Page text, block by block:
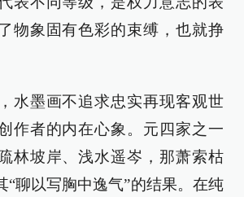
物象固有色彩的束缚，也就挣
水墨画不追求忠实再现客观世
作者的内在心象。元四家之一
林坡岸、浅水遥岑，那萧索枯
“聊以写胸中逸气”的结果。在纯